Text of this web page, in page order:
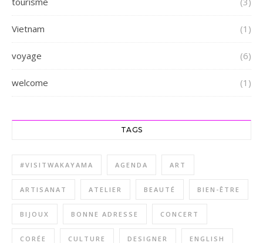
Vietnam (1)
voyage (6)
welcome (1)
TAGS
#VISITWAKAYAMA AGENDA ART
ARTISANAT ATELIER BEAUTÉ BIEN-ÊTRE
BIJOUX BONNE ADRESSE CONCERT
CORÉE CULTURE DESIGNER ENGLISH